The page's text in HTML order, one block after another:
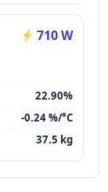
710 W
22.90%
-0.24 %/°C
37.5 kg